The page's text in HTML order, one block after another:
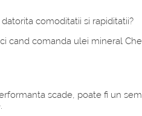
comoditatii si rapiditatii?
comanda ulei mineral
scade, poate fi un